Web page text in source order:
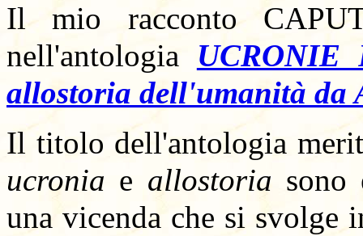
Il mio racconto
nell'antologia
allostoria dell'umanità da
Il titolo dell'antologia
ucronia e allostoria sono
una vicenda che si svolge